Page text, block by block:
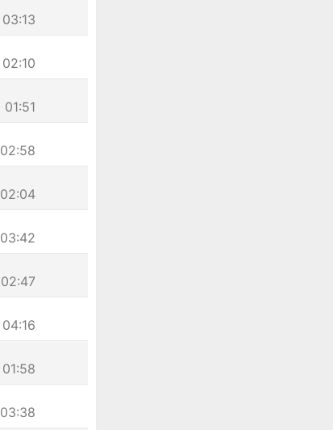
03:13
02:10
01:51
02:58
02:04
03:42
02:47
04:16
01:58
03:38